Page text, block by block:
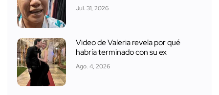
Jul. 31, 2026
Video de Valeria revela por qué
habría terminado con su ex
Ago. 4, 2026